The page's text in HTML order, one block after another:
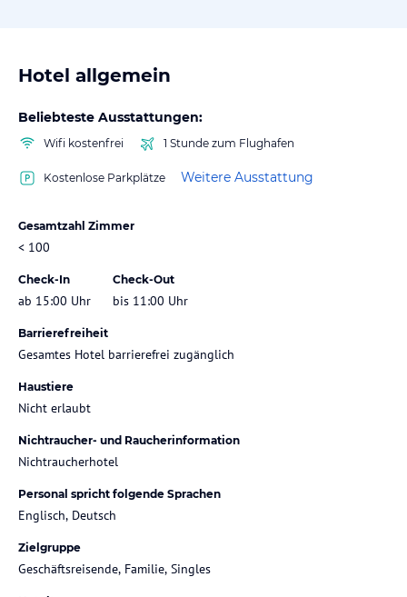
Hotel allgemein
Beliebteste Ausstattungen:
Wifi kostenfrei 1 Stunde zum Flughafen
Kostenlose Parkplätze Weitere Ausstattung
Gesamtzahl Zimmer
< 100
Check-In
ab 15:00 Uhr
Check-Out
bis 11:00 Uhr
Barrierefreiheit
Gesamtes Hotel barrierefrei zugänglich
Haustiere
Nicht erlaubt
Nichtraucher- und Raucherinformation
Nichtraucherhotel
Personal spricht folgende Sprachen
Englisch, Deutsch
Zielgruppe
Geschäftsreisende, Familie, Singles